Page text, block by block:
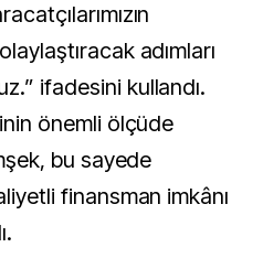
adımları
ifadesini kullandı.
önemli ölçüde
bu sayede
finansman imkânı